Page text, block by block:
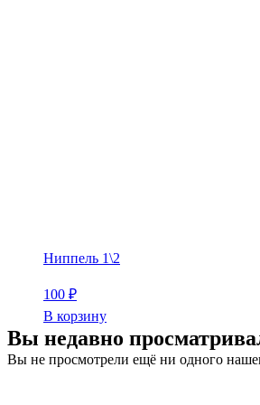
Ниппель 1\2
100 ₽
В корзину
Вы недавно
Вы не просмотрели ещё ни одного